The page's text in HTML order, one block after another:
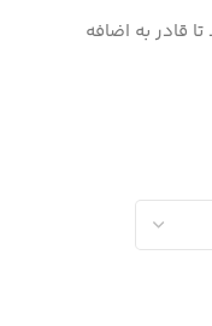
قادر به اضافه